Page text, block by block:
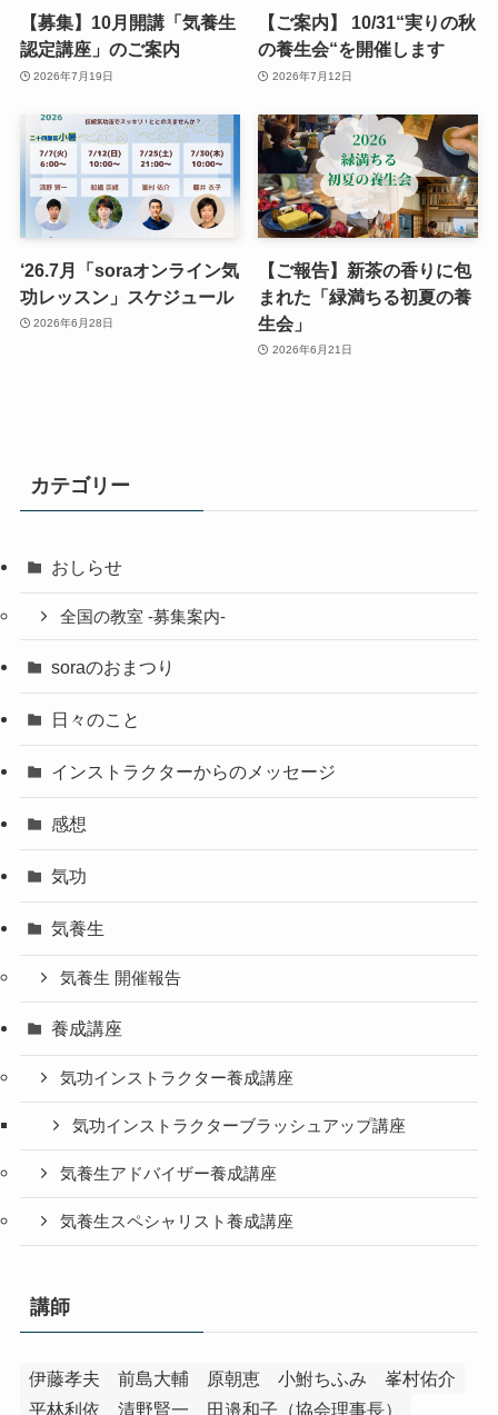
【募集】10月開講「気養生
認定講座」のご案内
2026年7月19日
【ご案内】 10/31“実りの秋
の養生会“を開催します
2026年7月12日
‘26.7月「soraオンライン気
功レッスン」スケジュール
2026年6月28日
【ご報告】新茶の香りに包
まれた「緑満ちる初夏の養
生会」
2026年6月21日
カテゴリー
おしらせ
全国の教室 -募集案内-
soraのおまつり
日々のこと
インストラクターからのメッセージ
感想
気功
気養生
気養生 開催報告
養成講座
気功インストラクター養成講座
気功インストラクターブラッシュアップ講座
気養生アドバイザー養成講座
気養生スペシャリスト養成講座
講師
伊藤孝夫 前島大輔 原朝恵 小鮒ちふみ
峯村佑介
平林利依
清野賢一 田邉和子（協会理事長）